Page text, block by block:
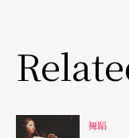
場」感。姚淑芬
這不是第一次，
演的機會，還藉
舞蹈